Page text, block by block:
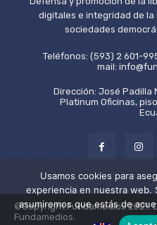
digitales e integridad de
sociedades
Teléfonos: (593) 2 601-
mail:
Dirección: José Padilla
Platinum Oficinas,
©Copyright Fundamedios 2021.
Fundamedios.
Usamos cookies para
experiencia en nuestra web.
asumiremos que estás de